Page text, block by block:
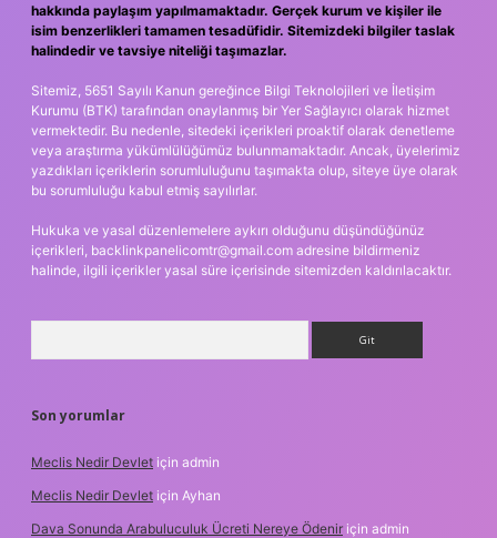
hakkında paylaşım yapılmamaktadır. Gerçek kurum ve kişiler ile
isim benzerlikleri tamamen tesadüfidir. Sitemizdeki bilgiler taslak
halindedir ve tavsiye niteliği taşımazlar.
Sitemiz, 5651 Sayılı Kanun gereğince Bilgi Teknolojileri ve İletişim
Kurumu (BTK) tarafından onaylanmış bir Yer Sağlayıcı olarak hizmet
vermektedir. Bu nedenle, sitedeki içerikleri proaktif olarak denetleme
veya araştırma yükümlülüğümüz bulunmamaktadır. Ancak, üyelerimiz
yazdıkları içeriklerin sorumluluğunu taşımakta olup, siteye üye olarak
bu sorumluluğu kabul etmiş sayılırlar.
Hukuka ve yasal düzenlemelere aykırı olduğunu düşündüğünüz
içerikleri, backlinkpanelicomtr@gmail.com adresine bildirmeniz
halinde, ilgili içerikler yasal süre içerisinde sitemizden kaldırılacaktır.
Son yorumlar
Meclis Nedir Devlet için admin
Meclis Nedir Devlet için Ayhan
Dava Sonunda Arabuluculuk Ücreti Nereye Ödenir için admin